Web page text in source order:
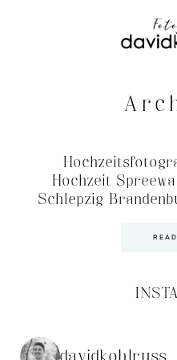
Hochzeit
Schlepzig
davidkohlruss